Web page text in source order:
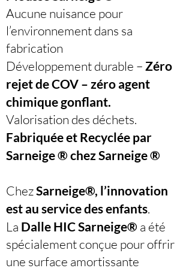
Aucune nuisance pour
l’environnement dans sa
fabrication
Développement durable – Zéro
rejet de COV – zéro agent
chimique gonflant.
Valorisation des déchets.
Fabriquée et Recyclée par
Sarneige ® chez Sarneige ®
ChezSarneige®, l’innovation
est au service des enfants.
La Dalle HIC Sarneige® a été
spécialement conçue pour offrir
une surface amortissante